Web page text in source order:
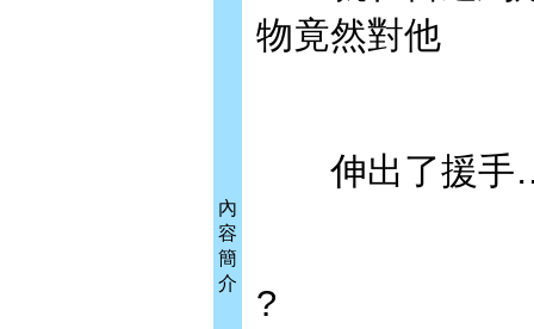
內
容
簡
介
物竟然對他
伸出了援手
?